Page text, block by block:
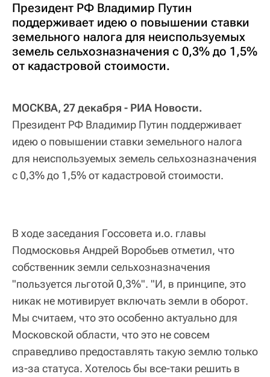
Президент РФ Владимир Путин
поддерживает идею о повышении ставки
земельного налога для неиспользуемых
земель сельхозназначения с 0,3% до 1,5%
от кадастровой стоимости.
МОСКВА, 27 декабря - РИА Новости.
Президент РФ Владимир Путин поддерживает
идею о повышении ставки земельного налога
для неиспользуемых земель сельхозназначения
с 0,3% до 1,5% от кадастровой стоимости.
В ходе заседания Госсовета и.о. главы
Подмосковья Андрей Воробьев отметил, что
собственник земли сельхозназначения
"пользуется льготой 0,3%". "И, в принципе, это
никак не мотивирует включать земли в оборот.
Мы считаем, что это особенно актуально для
Московской области, что это не совсем
справедливо предоставлять такую землю только
из-за статуса. Хотелось бы все-таки решить в